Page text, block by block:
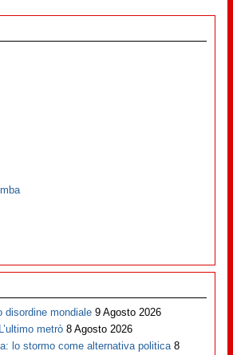
disordine mondiale 9 Agosto 2026
metrò 8 Agosto 2026
lo stormo come alternativa politica 8